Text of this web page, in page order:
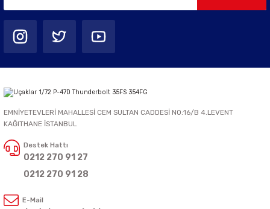
EMNİYETEVLERİ MAHALLESİ CEM SULTAN CADDESİ NO:16/B 4.LEVENT
KAĞITHANE İSTANBUL
Destek Hattı
0212 270 91 27
0212 270 91 28
E-Mail